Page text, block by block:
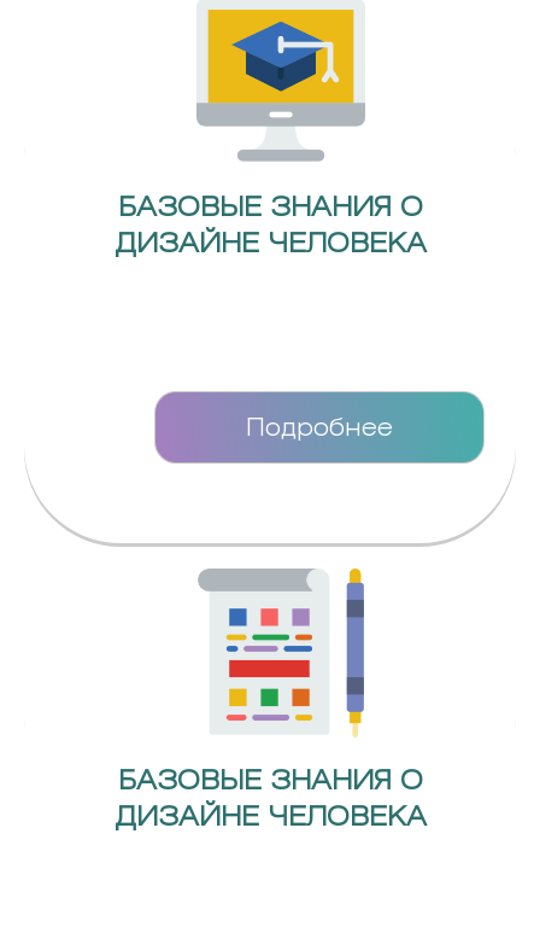
БАЗОВЫЕ ЗНАНИЯ О
ДИЗАЙНЕ ЧЕЛОВЕКА
Подробнее
БАЗОВЫЕ ЗНАНИЯ О
ДИЗАЙНЕ ЧЕЛОВЕКА